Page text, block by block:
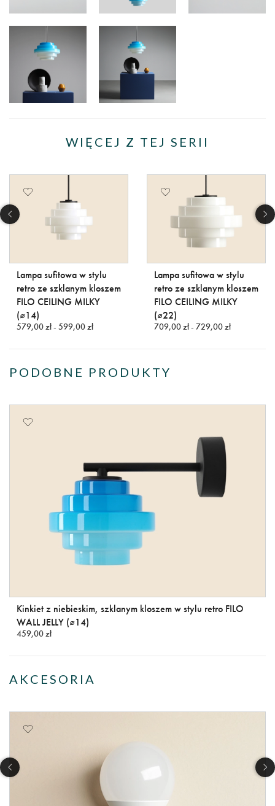
WIĘCEJ Z TEJ SERII
Lampa sufitowa w stylu
retro ze szklanym kloszem
FILO CEILING MILKY
(⌀14)
579,00 zł - 599,00 zł
Lampa sufitowa w stylu
retro ze szklanym kloszem
FILO CEILING MILKY
(⌀22)
709,00 zł - 729,00 zł
PODOBNE PRODUKTY
Kinkiet z niebieskim, szklanym kloszem w stylu retro FILO
WALL JELLY (⌀14)
459,00 zł
AKCESORIA